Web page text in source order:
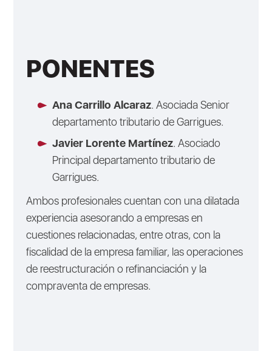
PONENTES
Ana Carrillo Alcaraz. Asociada Senior
departamento tributario de Garrigues.
Javier Lorente Martínez. Asociado
Principal departamento tributario de
Garrigues.
Ambos profesionales cuentan con una dilatada
experiencia asesorando a empresas en
cuestiones relacionadas, entre otras, con la
fiscalidad de la empresa familiar, las operaciones
de reestructuración o refinanciación y la
compraventa de empresas.